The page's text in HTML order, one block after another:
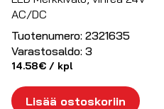
AC/DC
Tuotenumero: 2321635
Varastosaldo: 3
14.58€ / kpl
Lisää ostoskoriin